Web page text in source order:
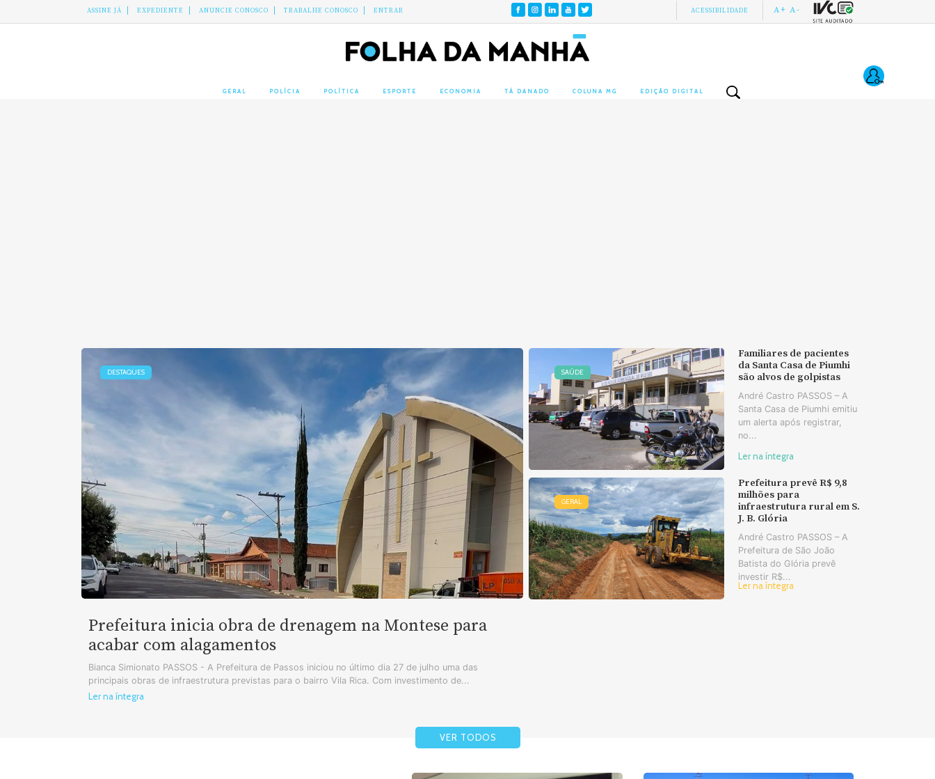
ASSINE JÁ EXPEDIENTE ANUNCIE CONOSCO TRABALHE CONOSCO ENTRAR ACESSIBILIDADE A+ A-
GERAL POLÍCIA POLÍTICA ESPORTE ECONOMIA TÁ DANADO COLUNA MG EDIÇÃO DIGITAL
DESTAQUES
Prefeitura inicia obra de drenagem na Montese para
acabar com alagamentos
Bianca Simionato PASSOS - A Prefeitura de Passos iniciou no último dia 27 de julho uma das
principais obras de infraestrutura previstas para o bairro Vila Rica. Com investimento de...
Ler na íntegra
SAÚDE
Familiares de pacientes
da Santa Casa de Piumhi
são alvos de golpistas
André Castro PASSOS – A
Santa Casa de Piumhi emitiu
um alerta após registrar,
no...
Ler na íntegra
GERAL
Prefeitura prevê R$ 9,8
milhões para
infraestrutura rural em S.
J. B. Glória
André Castro PASSOS – A
Prefeitura de São João
Batista do Glória prevê
investir R$...
Ler na íntegra
VER TODOS